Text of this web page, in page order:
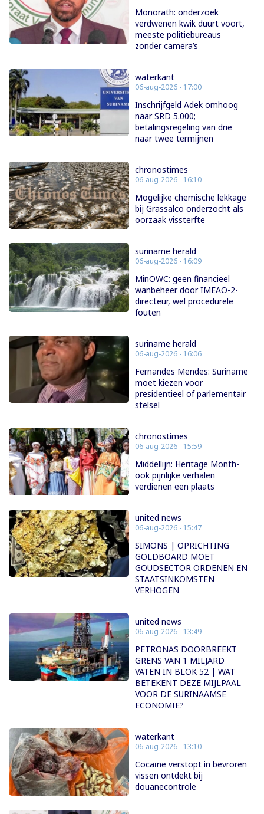
Monorath: onderzoek
verdwenen kwik duurt voort,
meeste politiebureaus
zonder camera’s
waterkant
06-aug-2026 - 17:00
Inschrijfgeld Adek omhoog
naar SRD 5.000;
betalingsregeling van drie
naar twee termijnen
chronostimes
06-aug-2026 - 16:10
Mogelijke chemische lekkage
bij Grassalco onderzocht als
oorzaak vissterfte
suriname herald
06-aug-2026 - 16:09
MinOWC: geen financieel
wanbeheer door IMEAO-2-
directeur, wel procedurele
fouten
suriname herald
06-aug-2026 - 16:06
Fernandes Mendes: Suriname
moet kiezen voor
presidentieel of parlementair
stelsel
chronostimes
06-aug-2026 - 15:59
Middellijn: Heritage Month-
ook pijnlijke verhalen
verdienen een plaats
united news
06-aug-2026 - 15:47
SIMONS | OPRICHTING
GOLDBOARD MOET
GOUDSECTOR ORDENEN EN
STAATSINKOMSTEN
VERHOGEN
united news
06-aug-2026 - 13:49
PETRONAS DOORBREEKT
GRENS VAN 1 MILJARD
VATEN IN BLOK 52 | WAT
BETEKENT DEZE MIJLPAAL
VOOR DE SURINAAMSE
ECONOMIE?
waterkant
06-aug-2026 - 13:10
Cocaïne verstopt in bevroren
vissen ontdekt bij
douanecontrole